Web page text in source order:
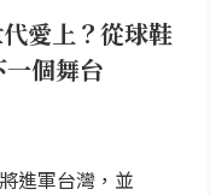
愛上？從球鞋
個舞台
進軍台灣，並